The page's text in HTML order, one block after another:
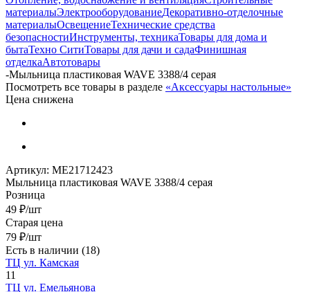
материалыЭлектрооборудованиеДекоративно-отделочные
материалыОсвещениеТехнические средства
безопасностиИнструменты, техникаТовары для дома и
бытаТехно СитиТовары для дачи и садаФинишная
отделкаАвтотовары
-Мыльница пластиковая WAVE 3388/4 серая
Посмотреть все товары в разделе «Аксессуары настольные»
Цена снижена
Артикул: МЕ21712423
Мыльница пластиковая WAVE 3388/4 серая
Розница
49 ₽/шт
Старая цена
79 ₽/шт
Есть в наличии (18)
ТЦ ул. Камская
11
ТЦ ул. Емельянова